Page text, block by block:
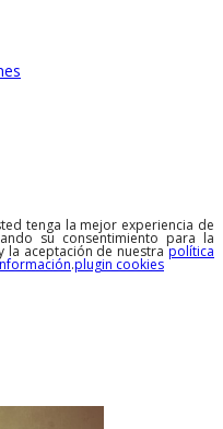
tenga la mejor experiencia de
su consentimiento para la
la aceptación de nuestrapolítica
.plugin cookies